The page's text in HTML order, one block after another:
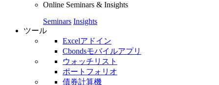
Online Seminars & Insights
Seminars Insights
ツール
Excelアドイン
Cbondsモバイルアプリ
ウォッチリスト
ポートフォリオ
債券計算機